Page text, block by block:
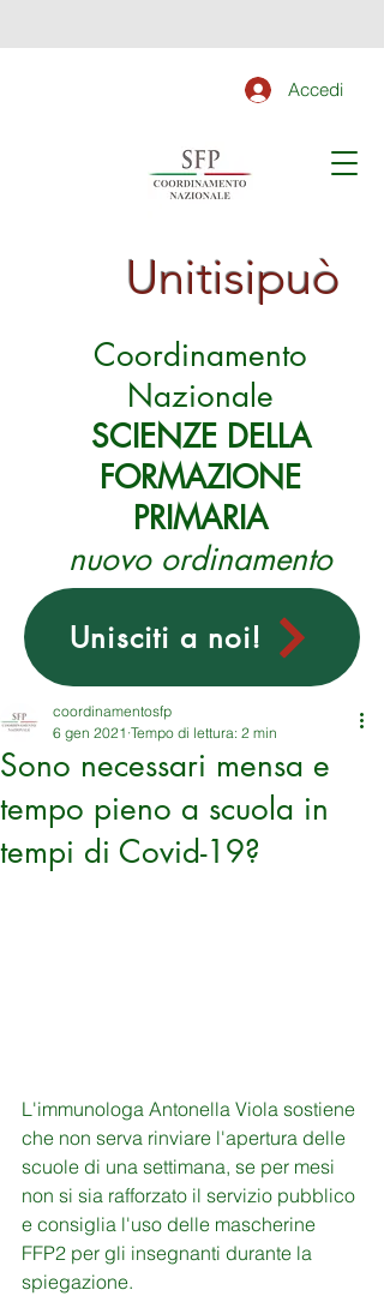
Accedi
Unitisipuò
Coordinamento
Nazionale
SCIENZE DELLA
FORMAZIONE
PRIMARIA
nuovo ordinamento
Unisciti a noi!
Sono necessari mensa e
tempo pieno a scuola in
tempi di Covid-19?
coordinamentosfp
6 gen 2021 Tempo di lettura: 2 min
L'immunologa Antonella Viola sostiene
che non serva rinviare l'apertura delle
scuole di una settimana, se per mesi
non si sia rafforzato il servizio pubblico
e consiglia l'uso delle mascherine
FFP2 per gli insegnanti durante la
spiegazione.